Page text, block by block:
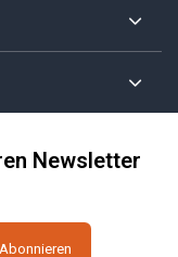
Newsletter
Abonnieren